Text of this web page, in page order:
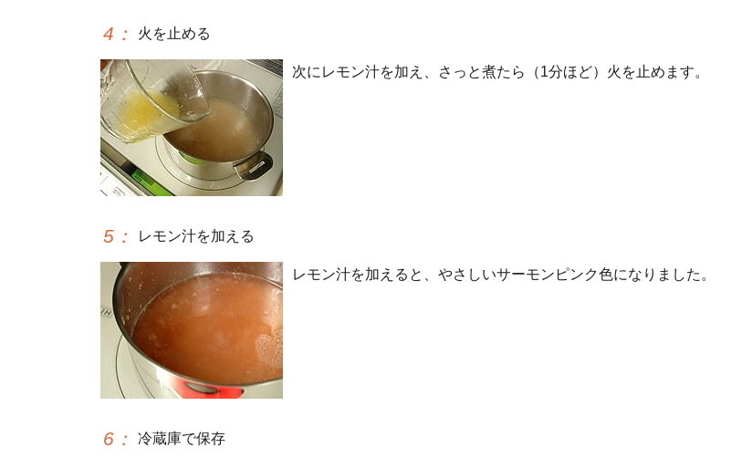
4 ： 火を止める
次にレモン汁を加え、さっと煮たら（1分ほど）火を止めます。
5 ： レモン汁を加える
レモン汁を加えると、やさしいサーモンピンク色になりました。
6 ： 冷蔵庫で保存